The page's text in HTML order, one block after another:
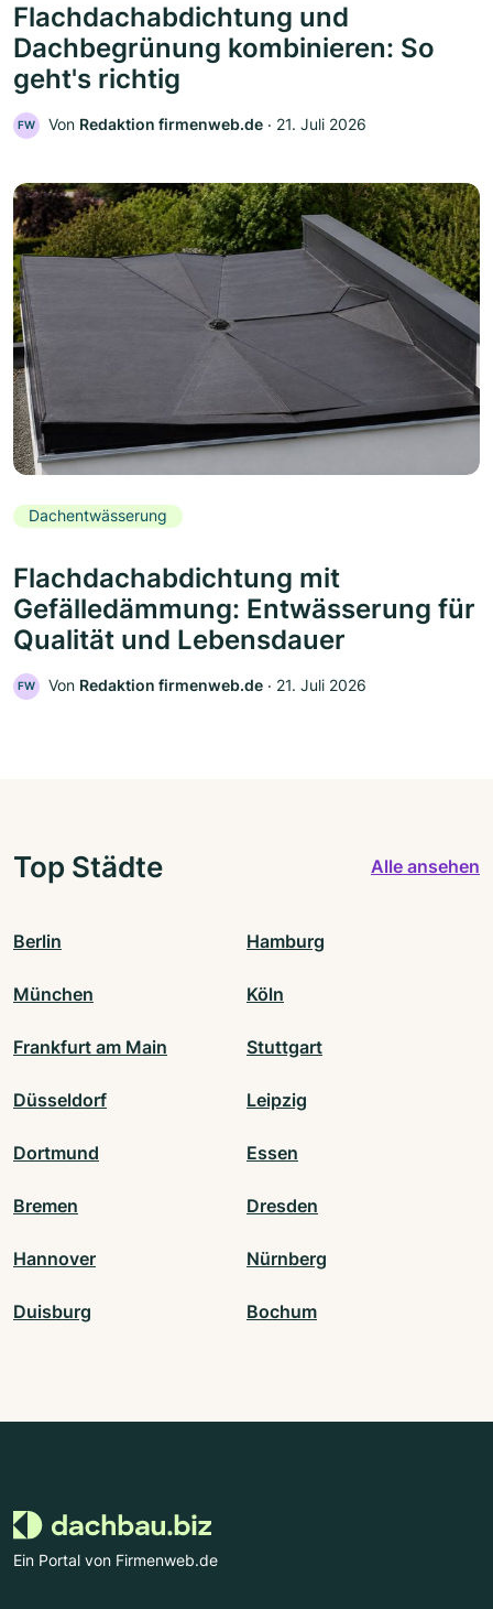
Flachdachabdichtung und
Dachbegrünung kombinieren: So
geht's richtig
FW Von Redaktion firmenweb.de ‧ 21. Juli 2026
Dachentwässerung
Flachdachabdichtung mit
Gefälledämmung: Entwässerung für
Qualität und Lebensdauer
FW Von Redaktion firmenweb.de ‧ 21. Juli 2026
Top Städte Alle ansehen
Berlin Hamburg
München Köln
Frankfurt am Main Stuttgart
Düsseldorf Leipzig
Dortmund Essen
Bremen Dresden
Hannover Nürnberg
Duisburg Bochum
Ein Portal von Firmenweb.de